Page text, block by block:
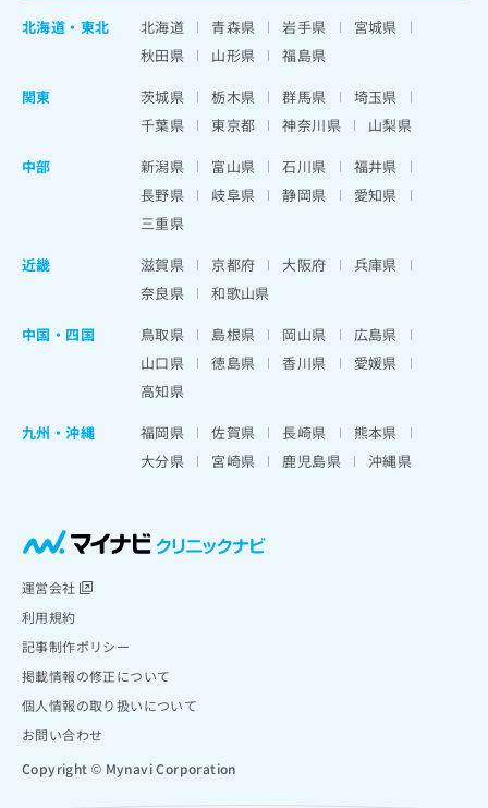
北海道 ・ 東北 北海道 青森県 岩手県
宮城県
秋田県
山形県
福島県
関東
茨城県 栃木県 群馬県
埼玉県
千葉県
東京都 神奈川県
山梨県
中部
新潟県 富山県 石川県
福井県
長野県
岐阜県 静岡県
愛知県
三重県
近畿
滋賀県 京都府 大阪府
兵庫県
奈良県
和歌山県
中国・四国
鳥取県 島根県 岡山県
広島県
山口県
徳島県 香川県
愛媛県
高知県
九州・沖縄
福岡県 佐賀県 長崎県
熊本県
大分県
宮崎県 鹿児島県 沖縄県
運営会社
利用規約
記事制作ポリシー
掲載情報の修正について
個人情報の取り扱いについて
お問い合わせ
Copyright © Mynavi Corporation